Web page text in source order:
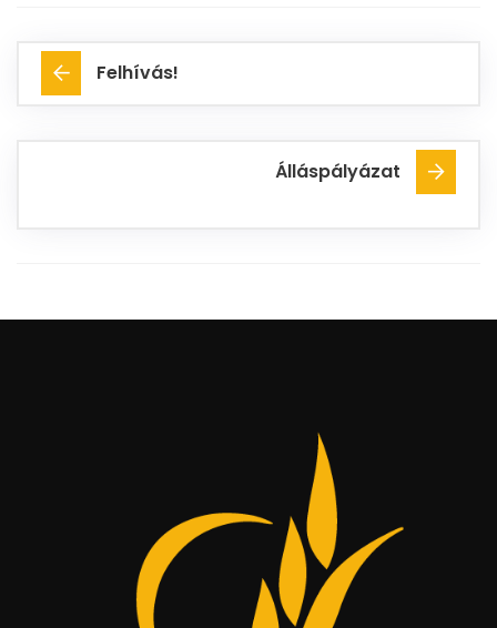
Felhívás!
Álláspályázat